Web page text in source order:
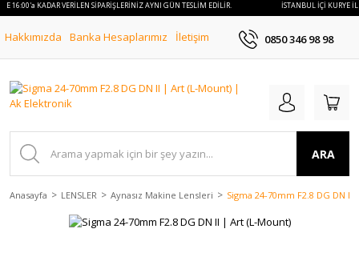
16:00'a KADAR VERİLEN SİPARİŞLERİNİZ AYNI GÜN TESLİM EDİLİR. İSTANBUL İÇİ KURYE
Hakkımızda Banka Hesaplarımız İletişim 0850 346 98 98
ARA
Anasayfa LENSLER Aynasız Makine Lensleri Sigma 24-70mm F2.8 DG DN